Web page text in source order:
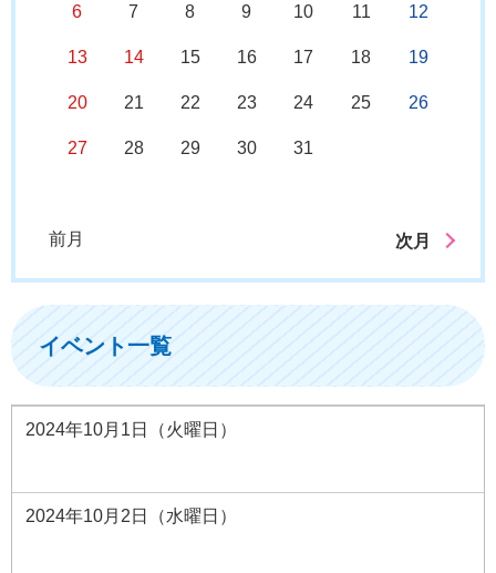
6 7 8 9 10 11 12
13 14 15 16 17 18 19
20 21 22 23 24 25 26
27 28 29 30 31
前月 次月
イベント一覧
2024年10月1日（火曜日）
2024年10月2日（水曜日）